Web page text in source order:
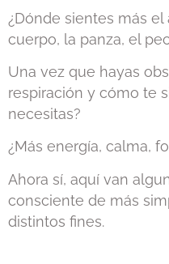
¿Dónde sientes más
cuerpo, la panza, el
Una vez que hayas
respiración y cómo te
necesitas?
¿Más energía, calma,
Ahora sí, aquí van
consciente de más
distintos fines.